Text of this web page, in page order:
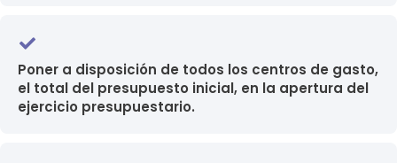
Poner a disposición de todos los centros de gasto,
el total del presupuesto inicial, en la apertura del
ejercicio presupuestario.